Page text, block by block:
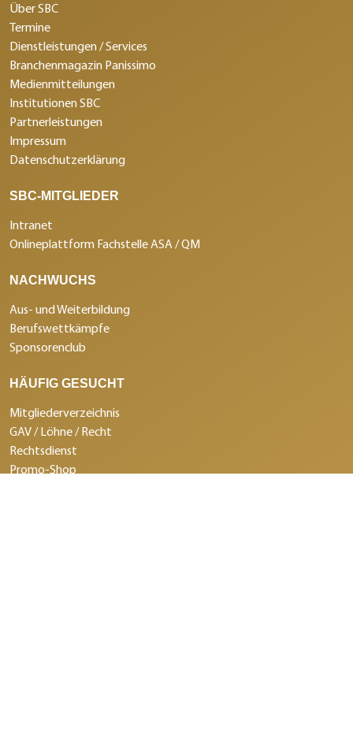
Über SBC
Termine
Dienstleistungen / Services
Branchenmagazin Panissimo
Medienmitteilungen
Institutionen SBC
Partnerleistungen
Impressum
Datenschutzerklärung
SBC-MITGLIEDER
Intranet
Onlineplattform Fachstelle ASA / QM
NACHWUCHS
Aus- und Weiterbildung
Berufswettkämpfe
Sponsorenclub
HÄUFIG GESUCHT
Mitgliederverzeichnis
GAV / Löhne / Recht
Rechtsdienst
Promo-Shop